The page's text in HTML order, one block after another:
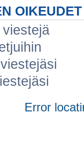
OIKEUDET
viestejä
Error